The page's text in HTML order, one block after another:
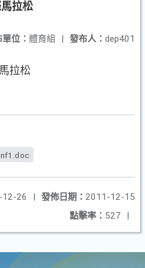
拉松
發布人： dep401
位： 體育組 |
拉松
發佈日期： 2011-12-15
26
|
點擊率： 527 |